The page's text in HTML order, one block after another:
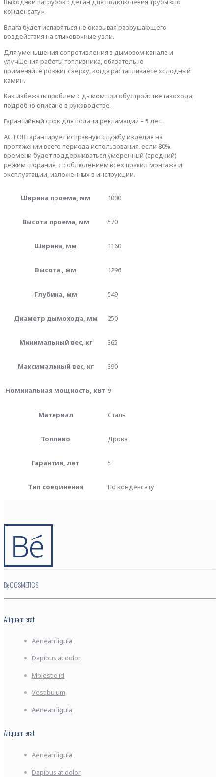
Выходной патрубок сделан для подключения трубы «по
конденсату».
Влага будет испаряться не оказывая разрушающего
воздействия на стыковочные узлы.
Для уменьшения сопротивления в дымовом канале и
улучшения работы топливника, обязательно
применяйте розжиг сверху, когда растапливаете холодный
камин.
Как избежать проблем с дымом при обустройстве газохода,
подробно описано в руководстве.
Гарантийный срок для подачи рекламации – 5 лет.
АСТОВ гарантирует исправную службу изделия на
протяжении всего периода использования, если 80%
времени будет поддерживаться умеренный (средний)
режим сгорания, с соблюдением всех правил монтажа и
эксплуатации, изложенных в инструкции.
Ширина проема, мм 1000
Высота проема, мм 570
Ширина, мм 1160
Высота , мм 1296
Глубина, мм 549
Диаметр дымохода, мм 250
Минимальный вес, кг 365
Максимальный вес, кг 390
Номинальная мощность, кВт 9
Материал Сталь
Топливо Дрова
Гарантия, лет 5
Тип соединения По конденсату
BeCOSMETICS
Aliquam erat
Aenean ligula
Dapibus at dolor
Molestie id
Vestibulum
Aenean ligula
Aliquam erat
Aenean ligula
Dapibus at dolor